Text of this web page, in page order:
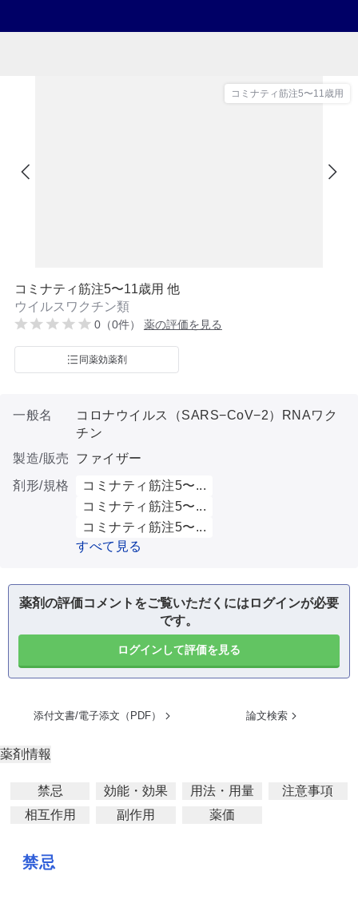
コミナティ筋注5〜11歳用
コミナティ筋注5〜11歳用 他
ウイルスワクチン類
0（0件） 薬の評価を見る
同薬効薬剤
一般名
コロナウイルス（SARS−CoV−2）RNAワク
チン
製造/販売
ファイザー
剤形/規格
コミナティ筋注5〜...
コミナティ筋注5〜...
コミナティ筋注5〜...
すべて見る
薬剤の評価コメントをご覧いただくにはログインが必要
です。
ログインして評価を見る
添付文書/電子添文（PDF） 論文検索
薬剤情報
禁忌 効能・効果 用法・用量
注意事項
相互作用
副作用 薬価
禁忌